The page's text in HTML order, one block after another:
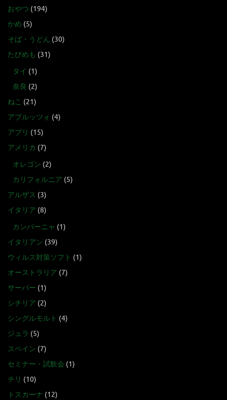
おやつ (194)
かめ (5)
そば・うどん (30)
たびめも (31)
タイ (1)
奈良 (2)
ねこ (21)
アブルッツォ (4)
アプリ (15)
アメリカ (7)
オレゴン (2)
カリフォルニア (5)
アルザス (3)
イタリア (8)
カンパーニャ (1)
イタリアン (39)
ウィルス対策ソフト (1)
オーストラリア (7)
サーバー (1)
シチリア (2)
シングルモルト (4)
ジュラ (5)
スペイン (7)
セミナー・試飲会 (1)
チリ (10)
トスカーナ (12)